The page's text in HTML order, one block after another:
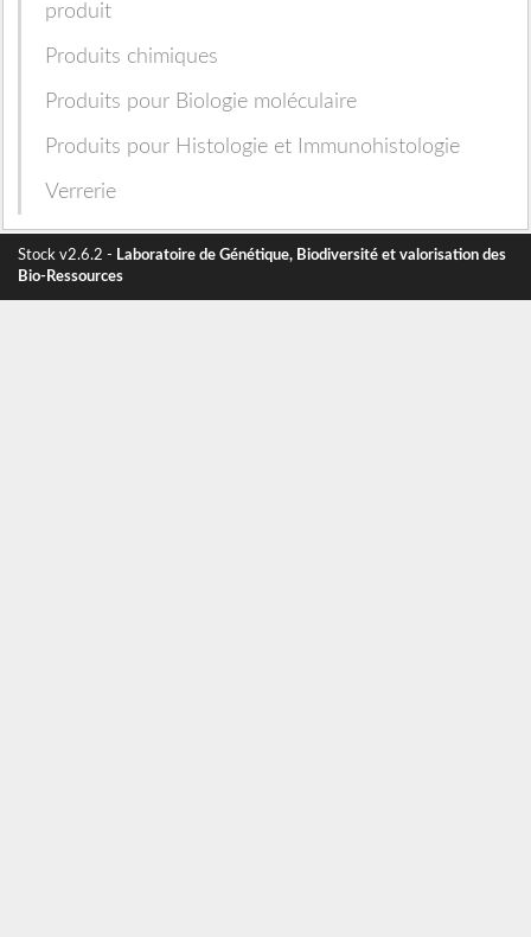
produit
Produits chimiques
Produits pour Biologie moléculaire
Produits pour Histologie et Immunohistologie
Verrerie
Stock v2.6.2 - Laboratoire de Génétique, Biodiversité et valorisation des
Bio-Ressources